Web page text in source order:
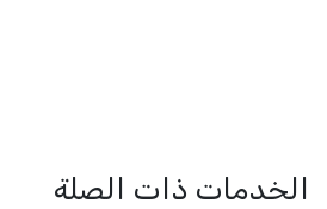
الخدمات ذات الصلة